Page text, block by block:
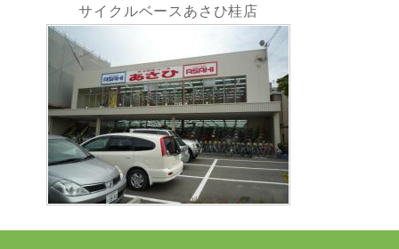
サイクルベースあさひ桂店